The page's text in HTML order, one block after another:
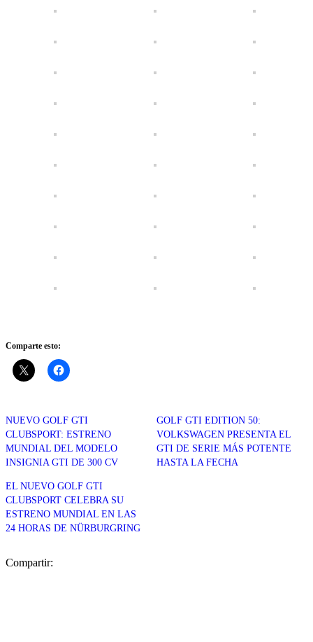
Comparte esto:
NUEVO GOLF GTI
CLUBSPORT: ESTRENO
MUNDIAL DEL MODELO
INSIGNIA GTI DE 300 CV
GOLF GTI EDITION 50:
VOLKSWAGEN PRESENTA EL
GTI DE SERIE MÁS POTENTE
HASTA LA FECHA
EL NUEVO GOLF GTI
CLUBSPORT CELEBRA SU
ESTRENO MUNDIAL EN LAS
24 HORAS DE NÜRBURGRING
Compartir: